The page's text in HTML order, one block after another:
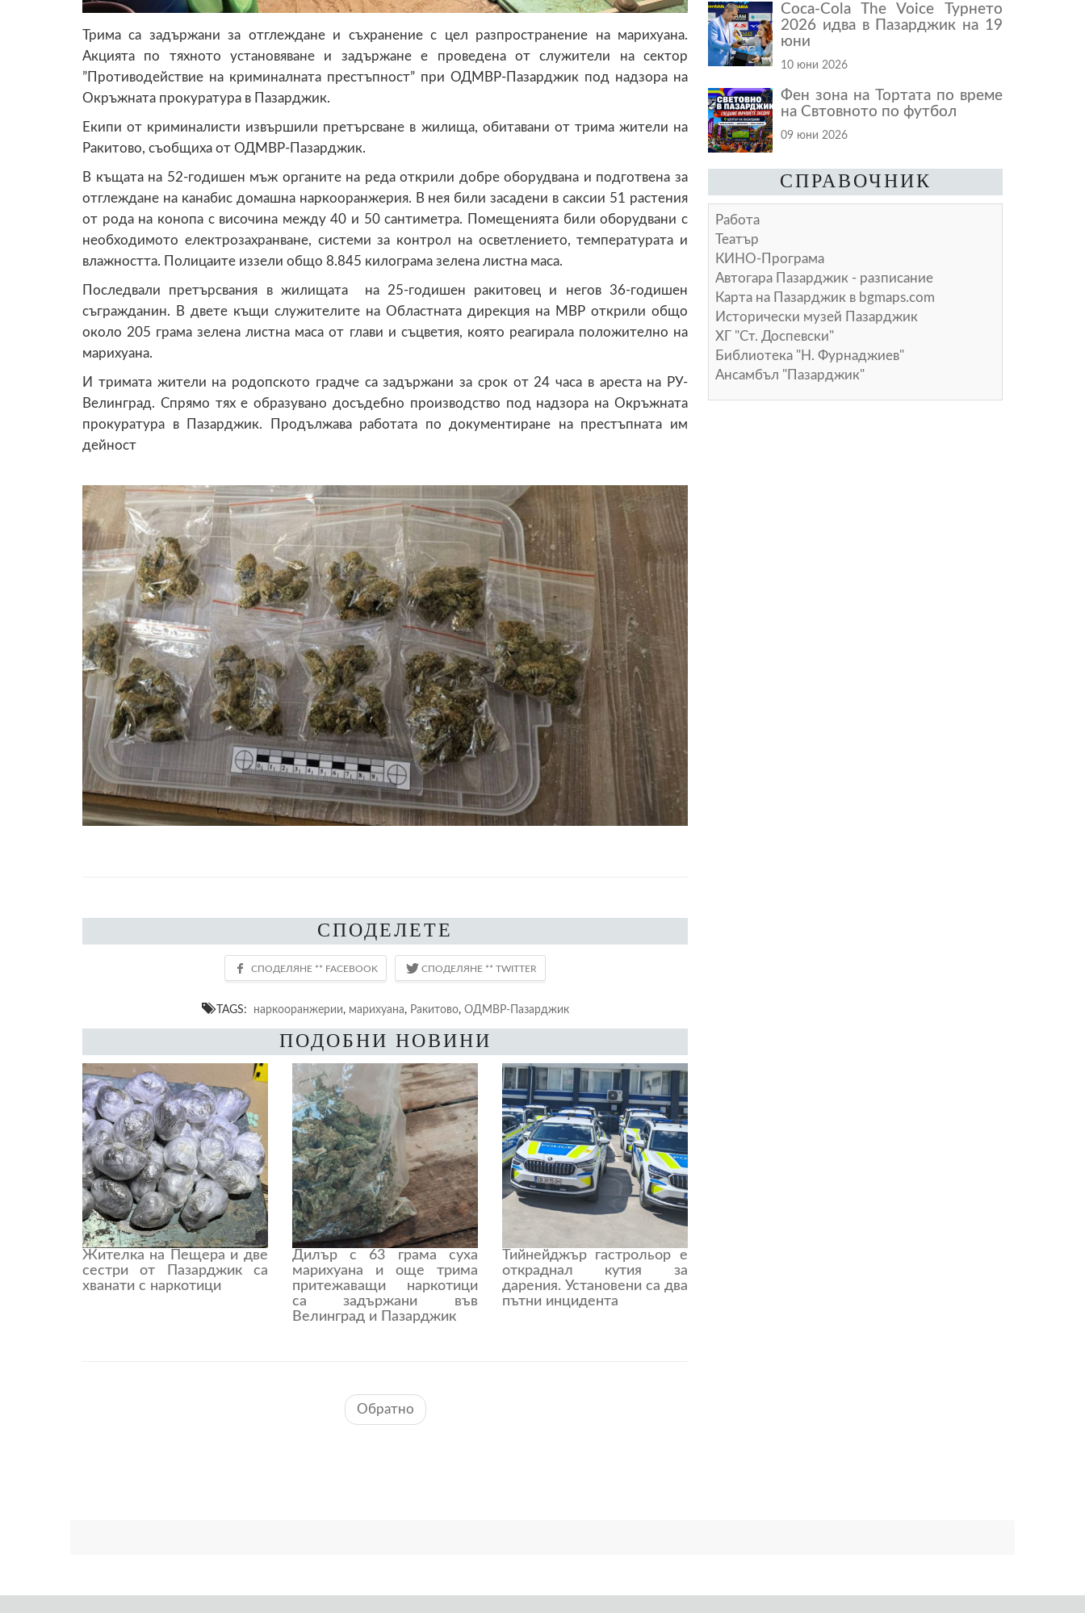
Трима са задържани за отглеждане и съхранение с цел разпространение на марихуана.
Акцията по тяхното установяване и задържане е проведена от служители на сектор
”Противодействие на криминалната престъпност” при ОДМВР-Пазарджик под надзора на
Окръжната прокуратура в Пазарджик.
Екипи от криминалисти извършили претърсване в жилища, обитавани от трима жители на
Ракитово, съобщиха от ОДМВР-Пазарджик.
В къщата на 52-годишен мъж органите на реда открили добре оборудвана и подготвена за
отглеждане на канабис домашна наркооранжерия. В нея били засадени в саксии 51 растения
от рода на конопа с височина между 40 и 50 сантиметра. Помещенията били оборудвани с
необходимото електрозахранване, системи за контрол на осветлението, температурата и
влажността. Полицаите иззели общо 8.845 килограма зелена листна маса.
Последвали претърсвания в жилищата на 25-годишен ракитовец и негов 36-годишен
съгражданин. В двете къщи служителите на Областната дирекция на МВР открили общо
около 205 грама зелена листна маса от глави и съцветия, която реагирала положително на
марихуана.
И тримата жители на родопското градче са задържани за срок от 24 часа в ареста на РУ-
Велинград. Спрямо тях е образувано досъдебно производство под надзора на Окръжната
прокуратура в Пазарджик. Продължава работата по документиране на престъпната им
дейност
СПОДЕЛЕТЕ
TAGS: наркооранжерии, марихуана, Ракитово, ОДМВР-Пазарджик
ПОДОБНИ НОВИНИ
Жителка на Пещера и две
сестри от Пазарджик са
хванати с наркотици
Дилър с 63 грама суха
марихуана и още трима
притежаващи наркотици
са задържани във
Велинград и Пазарджик
Тийнейджър гастрольор е
откраднал кутия за
дарения. Установени са два
пътни инцидента
Обратно
Coca-Cola The Voice Турнето
2026 идва в Пазарджик на 19
юни
10 юни 2026
Фен зона на Тортата по време
на Свтовното по футбол
09 юни 2026
СПРАВОЧНИК
Работа
Театър
КИНО-Програма
Автогара Пазарджик - разписание
Карта на Пазарджик в bgmaps.com
Исторически музей Пазарджик
ХГ "Ст. Доспевски"
Библиотека "Н. Фурнаджиев"
Ансамбъл "Пазарджик"